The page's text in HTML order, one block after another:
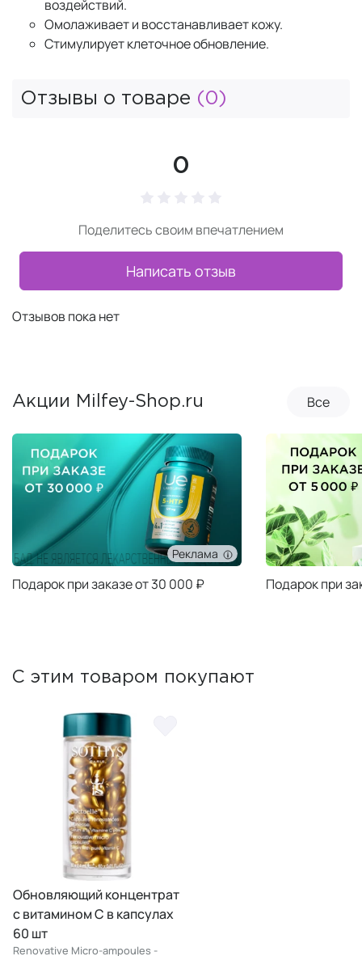
воздействий.
Омолаживает и восстанавливает кожу.
Стимулирует клеточное обновление.
Отзывы о товаре (0)
0
Поделитесь своим впечатлением
Написать отзыв
Отзывов пока нет
Акции Milfey-Shop.ru Все
Реклама
Подарок при заказе от 30 000 ₽ Подарок при
С этим товаром покупают
Обновляющий концентрат
с витамином С в капсулах
60 шт
Renovative Micro-ampoules -